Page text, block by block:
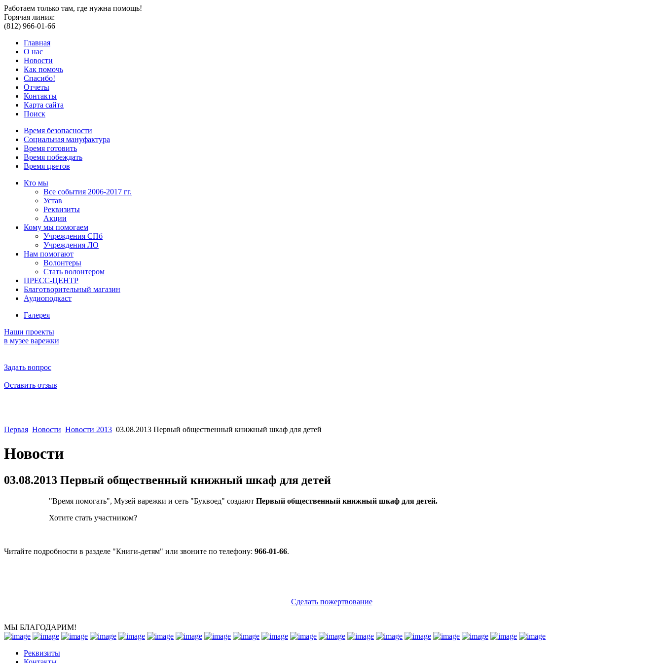
Работаем только там, где нужна помощь!
Горячая линия:
(812) 966-01-66
Главная
О нас
Новости
Как помочь
Спасибо!
Отчеты
Контакты
Карта сайта
Поиск
Время безопасности
Социальная мануфактура
Время готовить
Время побеждать
Время цветов
Кто мы
Все события 2006-2017 гг.
Устав
Реквизиты
Акции
Кому мы помогаем
Учреждения СПб
Учреждения ЛО
Нам помогают
Волонтеры
Стать волонтером
ПРЕСС-ЦЕНТР
Благотворительный магазин
Аудиоподкаст
Галерея
Наши проекты
в музее варежки
Задать вопрос
Оставить отзыв
Первая Новости Новости 2013 03.08.2013 Первый общественный книжный шкаф для детей
Новости
03.08.2013 Первый общественный книжный шкаф для детей
"Время помогать", Музей варежки и сеть "Буквоед" создают Первый общественный книжный шкаф для детей.
Хотите стать участником?
Читайте подробности в разделе "Книги-детям" или звоните по телефону: 966-01-66.
Сделать пожертвование
МЫ БЛАГОДАРИМ!
Реквизиты